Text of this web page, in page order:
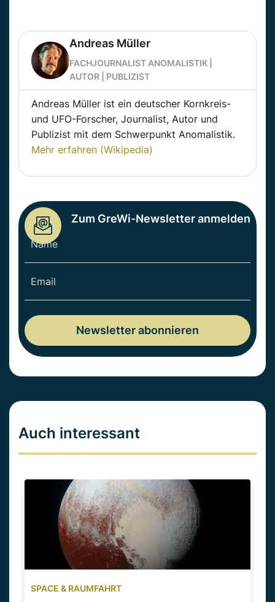
Andreas Müller
FACHJOURNALIST ANOMALISTIK |
AUTOR | PUBLIZIST
Andreas Müller ist ein deutscher Kornkreis-
und UFO-Forscher, Journalist, Autor und
Publizist mit dem Schwerpunkt Anomalistik.
Mehr erfahren (Wikipedia)
Zum GreWi-Newsletter anmelden
Auch interessant
SPACE & RAUMFAHRT